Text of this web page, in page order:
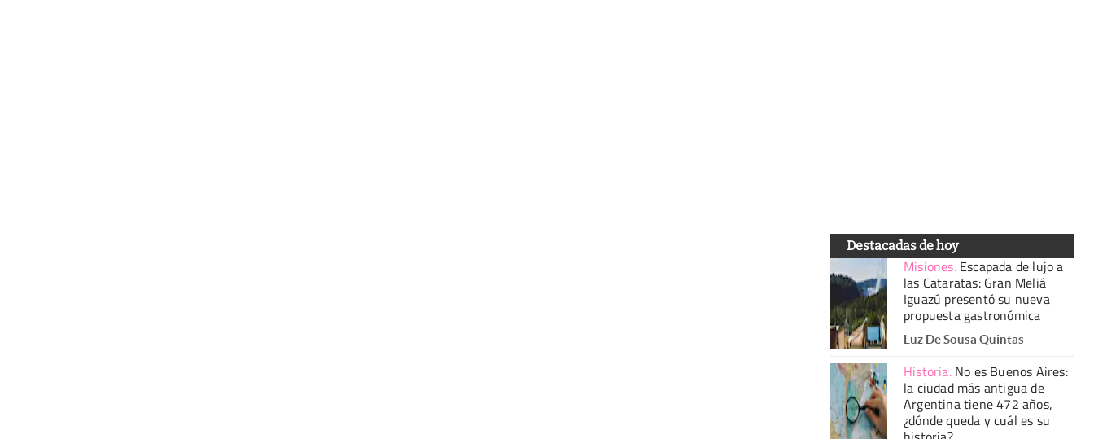
Destacadas de hoy
Misiones. Escapada de lujo a
las Cataratas: Gran Meliá
Iguazú presentó su nueva
propuesta gastronómica
Luz De Sousa Quintas
Historia. No es Buenos Aires:
la ciudad más antigua de
Argentina tiene 472 años,
¿dónde queda y cuál es su